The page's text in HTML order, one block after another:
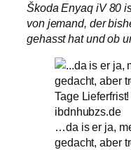
Škoda Enyaq iV 80
von jemand, der
gehasst hat und ob
…da is er ja,
gedacht, aber